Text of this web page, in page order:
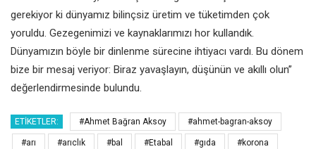
gerekiyor ki dünyamız bilinçsiz üretim ve tüketimden çok
yoruldu. Gezegenimizi ve kaynaklarımızı hor kullandık.
Dünyamızın böyle bir dinlenme sürecine ihtiyacı vardı. Bu dönem
bize bir mesaj veriyor: Biraz yavaşlayın, düşünün ve akıllı olun”
değerlendirmesinde bulundu.
ETIKETLER: #Ahmet Bağran Aksoy #ahmet-bagran-aksoy
#arı #arıclık #bal #Etabal #gıda #korona